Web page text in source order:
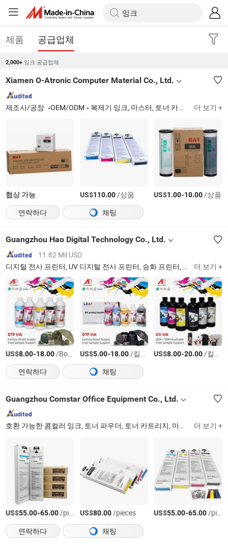
제품 공급업체
2,000+ 잉크 공급업체
Xiamen O-Atronic Computer Material Co., Ltd.
제조사/공장 OEM/ODM 복제기 잉크, 마스터, 토너 카트리지 더 보기 +
협상 가능 US$110.00/상품 US$1.00-10.00/상품
연락하다
채팅
Guangzhou Hao Digital Technology Co., Ltd.
11.82 Mil USD
디지털 전사 프린터, UV 디지털 전사 프린터, 승화 프린터, 디지털 전사 필름, 디지털 전사 잉크, UV 디지털 전사 잉크 및 필름, 승화 잉크, 열 전사지, 티셔츠 프린터, 필름 직접 인쇄 기계
더 보기 +
US$8.00-18.00/Bottle US$5.00-18.00/킬로그램 US$8.00-20.00/킬로그램
연락하다
채팅
Guangzhou Comstar Office Equipment Co., Ltd.
호환 가능한 콤컬러 잉크, 토너 파우더, 토너 카트리지, 마스터 롤, 복사기, 프린터, 예비 부품, 복사기 잉크 더 보기 +
US$55.00-65.00/pieces US$80.00/pieces US$55.00-65.00/pieces
연락하다
채팅